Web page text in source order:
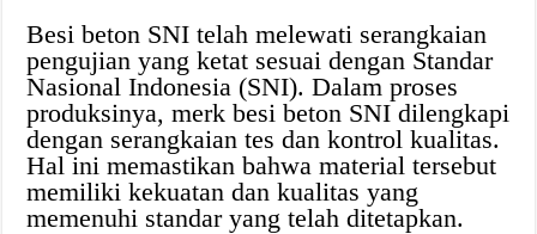
Besi beton SNI telah melewati serangkaian
pengujian yang ketat sesuai dengan Standar
Nasional Indonesia (SNI). Dalam proses
produksinya, merk besi beton SNI dilengkapi
dengan serangkaian tes dan kontrol kualitas.
Hal ini memastikan bahwa material tersebut
memiliki kekuatan dan kualitas yang
memenuhi standar yang telah ditetapkan.